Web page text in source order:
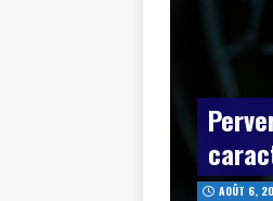
AOÛT 6,